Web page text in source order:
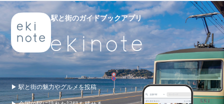
駅と街のガイドブックアプリ
▶ 駅と街の魅力やグルメを投稿